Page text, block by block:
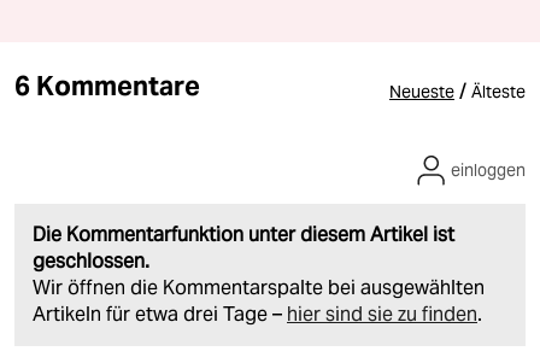
6 Kommentare Neueste / Älteste
Die Kommentarfunktion unter diesem Artikel ist
geschlossen.
Wir öffnen die Kommentarspalte bei ausgewählten
Artikeln für etwa drei Tage – hier sind sie zu finden.
einloggen